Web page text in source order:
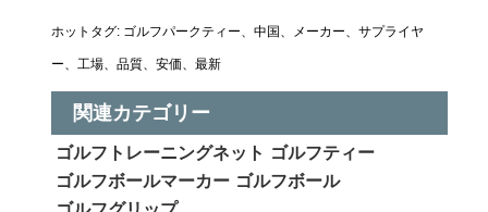
ホットタグ: ゴルフパークティー、中国、メーカー、サプライヤ
ー、工場、品質、安価、最新
関連カテゴリー
ゴルフトレーニングネット ゴルフティー
ゴルフボールマーカー ゴルフボール